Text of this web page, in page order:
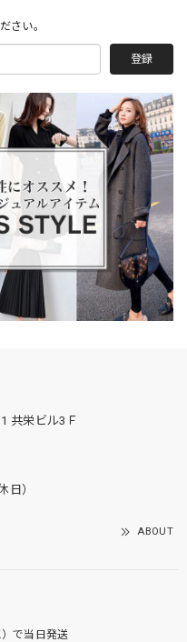
さい。
登録
共栄ビル3Ｆ
日）
ABOUT
で当日発送